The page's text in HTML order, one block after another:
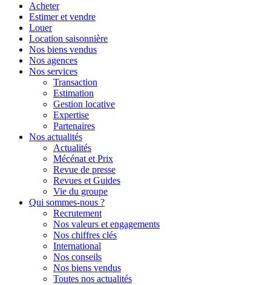
Acheter
Estimer et vendre
Louer
Location saisonnière
Nos biens vendus
Nos agences
Nos services
Transaction
Estimation
Gestion locative
Expertise
Partenaires
Nos actualités
Actualités
Mécénat et Prix
Revue de presse
Revues et Guides
Vie du groupe
Qui sommes-nous ?
Recrutement
Nos valeurs et engagements
Nos chiffres clés
International
Nos conseils
Nos biens vendus
Toutes nos actualités